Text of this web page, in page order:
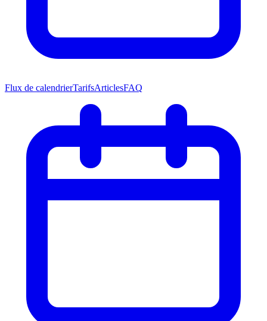
Flux de calendrierTarifsArticlesFAQ